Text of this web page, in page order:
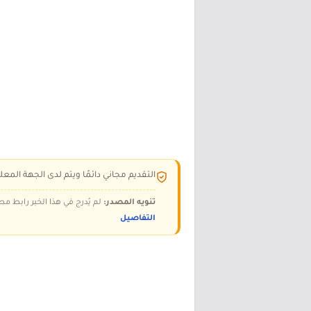
التقديم مجاني دائمًا ويتم لدى الجهة
تنويه المصدر: لم يُدرج في هذا الخبر رابط
التفاصيل